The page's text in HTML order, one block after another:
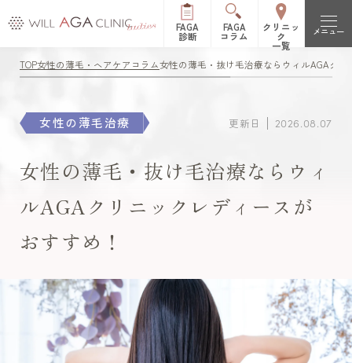
FAGA
診断
FAGA
コラム
クリニッ
ク
一覧
メニュー
初めての方へ
FAGAとは（女性型脱毛症）
治療メニュー
LHDV頭皮注入治療 オーガニック治療
es women リッチディオーラム
白髪治療
円形脱毛症治療 オルミエント治療薬®
ステロイド局所注射
改善症例
料金表
新宿院 池袋院
表参道院 銀座院
よくある質問
年代別お悩みガイド
TOP女性の薄毛・ヘアケアコラム女性の薄毛・抜け毛治療ならウィルAGAク
女性の薄毛治療 更新日 2026.08.07
女性の薄毛・抜け毛治療ならウィ
ルAGAクリニックレディースが
おすすめ！